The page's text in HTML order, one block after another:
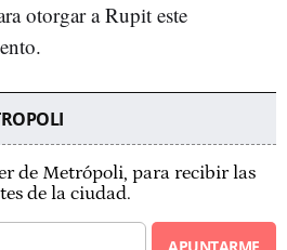
otorgar a Rupit este
de Metrópoli, para recibir las
de la ciudad.